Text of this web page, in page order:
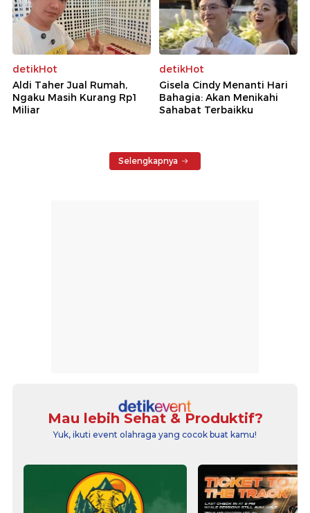
detikHot
Aldi Taher Jual Rumah,
Ngaku Masih Kurang Rp1
Miliar
detikHot
Gisela Cindy Menanti Hari
Bahagia: Akan Menikahi
Sahabat Terbaikku
Selengkapnya
Mau lebih Sehat & Produktif?
Yuk, ikuti event olahraga yang cocok buat kamu!